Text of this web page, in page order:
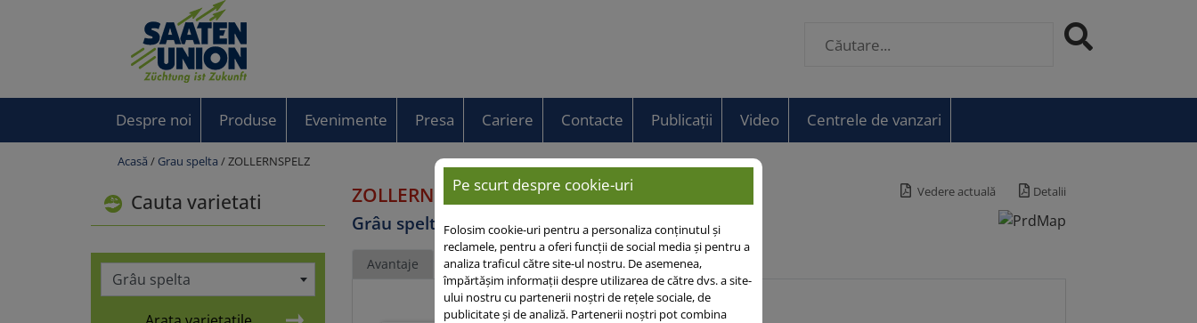
Despre noi Produse Evenimente Presa Cariere Contacte Publicații Video Centrele de vanzari
Acasă / Grau spelta / ZOLLERNSPELZ
Cauta varietati
Grâu spelta
ZOLLERNSPELZ
Grâu spelta
Vedere actuală Detalii
Avantaje
Pe scurt despre cookie-uri
Folosim cookie-uri pentru a personaliza conținutul și
reclamele, pentru a oferi funcții de social media și pentru a
analiza traficul către site-ul nostru. De asemenea,
împărtășim informații despre utilizarea de către dvs. a site-
ului nostru cu partenerii noștri de rețele sociale, de
publicitate și de analiză. Partenerii noștri pot combina